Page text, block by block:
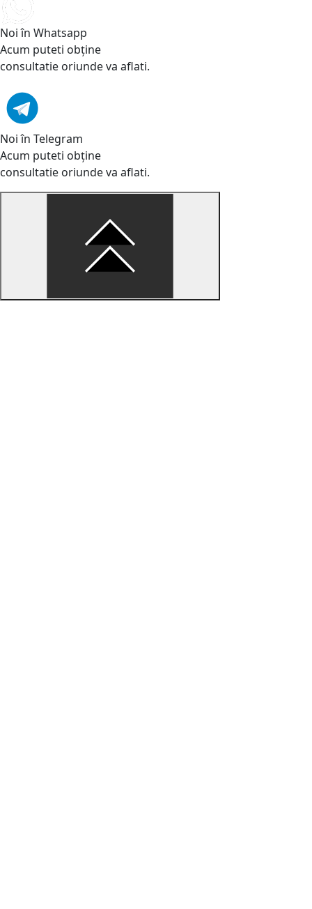
Noi în Whatsapp
Acum puteti obține
consultatie oriunde va aflati.
Noi în Telegram
Acum puteti obține
consultatie oriunde va aflati.